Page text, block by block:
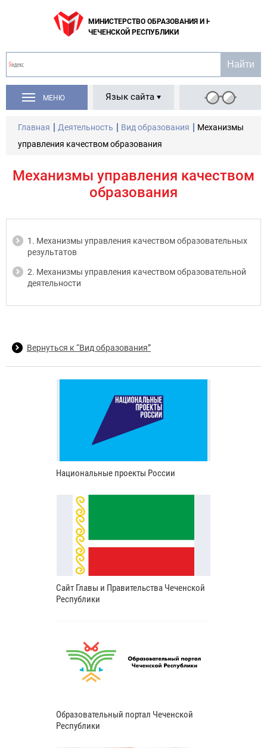
МИНИСТЕРСТВО ОБРАЗОВАНИЯ И НАУКИ
ЧЕЧЕНСКОЙ РЕСПУБЛИКИ
МЕНЮ Язык сайта
Главная Деятельность Вид образования
Механизмы
управления качеством образования
Механизмы управления качеством
образования
1. Механизмы управления качеством образовательных
результатов
2. Механизмы управления качеством образовательной
деятельности
Вернуться к “Вид образования”
Национальные проекты России
Сайт Главы и Правительства Чеченской
Республики
Образовательный портал Чеченской
Республики